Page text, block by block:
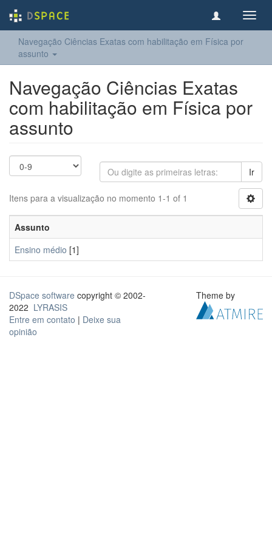
Navegação Ciências Exatas com habilitação em Física por
assunto
Navegação Ciências Exatas
com habilitação em Física por
assunto
Ir
Itens para a visualização no momento 1-1 of 1
Assunto
Ensino médio [1]
DSpace software copyright © 2002-
2022 LYRASIS
Entre em contato | Deixe sua
opinião
Theme by